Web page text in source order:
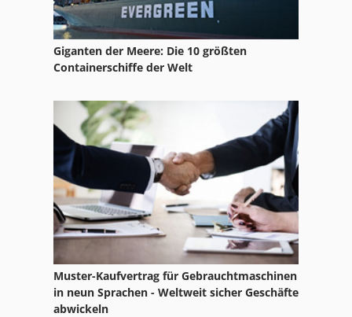
Giganten der Meere: Die 10 größten
Containerschiffe der Welt
Muster-Kaufvertrag für Gebrauchtmaschinen
in neun Sprachen - Weltweit sicher Geschäfte
abwickeln